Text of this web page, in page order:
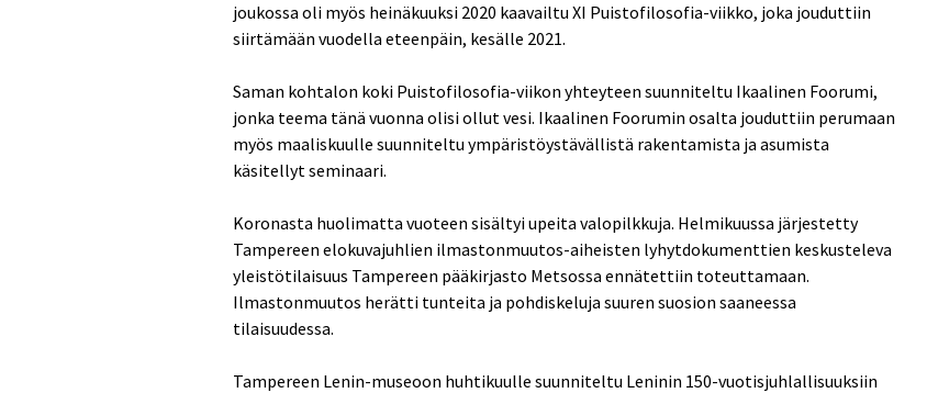
joukossa oli myös heinäkuuksi 2020 kaavailtu XI Puistofilosofia-viikko, joka jouduttiin
siirtämään vuodella eteenpäin, kesälle 2021.
Saman kohtalon koki Puistofilosofia-viikon yhteyteen suunniteltu Ikaalinen Foorumi,
jonka teema tänä vuonna olisi ollut vesi. Ikaalinen Foorumin osalta jouduttiin perumaan
myös maaliskuulle suunniteltu ympäristöystävällistä rakentamista ja asumista
käsitellyt seminaari.
Koronasta huolimatta vuoteen sisältyi upeita valopilkkuja. Helmikuussa järjestetty
Tampereen elokuvajuhlien ilmastonmuutos-aiheisten lyhytdokumenttien keskusteleva
yleistötilaisuus Tampereen pääkirjasto Metsossa ennätettiin toteuttamaan.
Ilmastonmuutos herätti tunteita ja pohdiskeluja suuren suosion saaneessa
tilaisuudessa.
Tampereen Lenin-museoon huhtikuulle suunniteltu Leninin 150-vuotisjuhlallisuuksiin